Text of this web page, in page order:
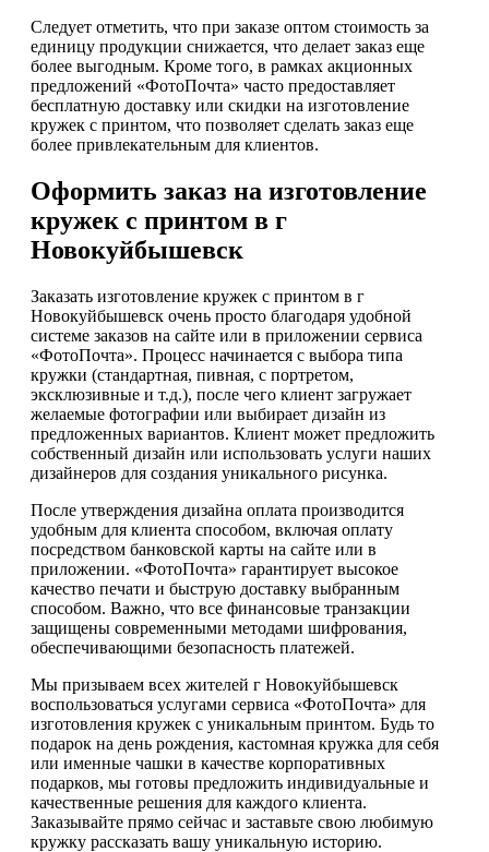
Следует отметить, что при заказе оптом стоимость за
единицу продукции снижается, что делает заказ еще
более выгодным. Кроме того, в рамках акционных
предложений «ФотоПочта» часто предоставляет
бесплатную доставку или скидки на изготовление
кружек с принтом, что позволяет сделать заказ еще
более привлекательным для клиентов.
Оформить заказ на изготовление
кружек с принтом в г
Новокуйбышевск
Заказать изготовление кружек с принтом в г
Новокуйбышевск очень просто благодаря удобной
системе заказов на сайте или в приложении сервиса
«ФотоПочта». Процесс начинается с выбора типа
кружки (стандартная, пивная, с портретом,
эксклюзивные и т.д.), после чего клиент загружает
желаемые фотографии или выбирает дизайн из
предложенных вариантов. Клиент может предложить
собственный дизайн или использовать услуги наших
дизайнеров для создания уникального рисунка.
После утверждения дизайна оплата производится
удобным для клиента способом, включая оплату
посредством банковской карты на сайте или в
приложении. «ФотоПочта» гарантирует высокое
качество печати и быструю доставку выбранным
способом. Важно, что все финансовые транзакции
защищены современными методами шифрования,
обеспечивающими безопасность платежей.
Мы призываем всех жителей г Новокуйбышевск
воспользоваться услугами сервиса «ФотоПочта» для
изготовления кружек с уникальным принтом. Будь то
подарок на день рождения, кастомная кружка для себя
или именные чашки в качестве корпоративных
подарков, мы готовы предложить индивидуальные и
качественные решения для каждого клиента.
Заказывайте прямо сейчас и заставьте свою любимую
кружку рассказать вашу уникальную историю.